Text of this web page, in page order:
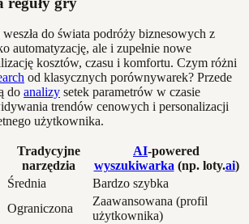
weszła do świata podróży biznesowych z
automatyzację, ale i zupełnie nowe
kosztów, czasu i komfortu. Czym różni
od klasycznych porównywarek? Przede
do analizy setek parametrów w czasie
trendów cenowych i personalizacji
użytkownika.
Tradycyjne
narzędzia
AI-powered
wyszukiwarka (np. loty.ai)
Średnia
Bardzo szybka
Ograniczona
Zaawansowana (profil
użytkownika)